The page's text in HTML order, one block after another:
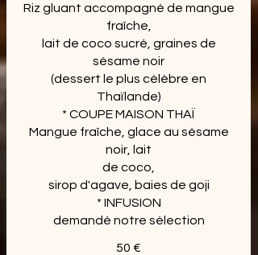
Riz gluant accompagné de mangue
fraîche,
lait de coco sucré, graines de
sésame noir
(dessert le plus célèbre en
Thaïlande)
* COUPE MAISON THAÏ
Mangue fraîche, glace au sésame
noir, lait
de coco,
sirop d'agave, baies de goji
* INFUSION
demandé notre sélection
50 €